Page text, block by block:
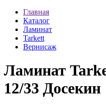
Главная
Каталог
Ламинат
Tarkett
Вернисаж
Ламинат
12/33 Досекин